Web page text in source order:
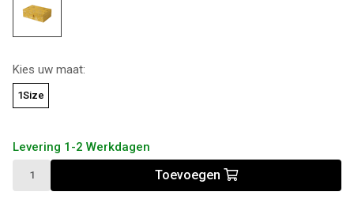
Kies uw maat:
1Size
Levering 1-2 Werkdagen
Toevoegen